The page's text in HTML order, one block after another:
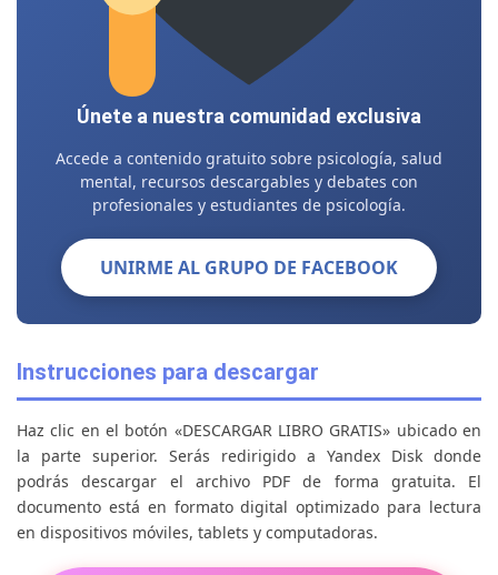
Únete a nuestra comunidad exclusiva
Accede a contenido gratuito sobre psicología, salud
mental, recursos descargables y debates con
profesionales y estudiantes de psicología.
UNIRME AL GRUPO DE FACEBOOK
Instrucciones para descargar
Haz clic en el botón «DESCARGAR LIBRO GRATIS» ubicado en
la parte superior. Serás redirigido a Yandex Disk donde
podrás descargar el archivo PDF de forma gratuita. El
documento está en formato digital optimizado para lectura
en dispositivos móviles, tablets y computadoras.